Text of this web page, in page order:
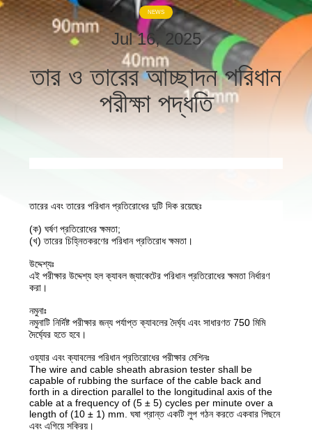
ভ্রমণ
মান
নিয়ন্ত্রণ
যোগাযোগ
সাইট
ম্যাপ
গোপনীয়তা
NEWS
Jul 16, 2025
তার ও তারের আচ্ছাদন পরিধান
পরীক্ষা পদ্ধতি
তারের এবং তারের পরিধান প্রতিরোধের দুটি দিক রয়েছেঃ
(ক) ঘর্ষণ প্রতিরোধের ক্ষমতা;
(খ) তারের চিহ্নিতকরণের পরিধান প্রতিরোধ ক্ষমতা।
উদ্দেশ্যঃ
এই পরীক্ষার উদ্দেশ্য হল ক্যাবল জ্যাকেটের পরিধান প্রতিরোধের ক্ষমতা নির্ধারণ
করা।
নমুনাঃ
নমুনাটি নির্দিষ্ট পরীক্ষার জন্য পর্যাপ্ত ক্যাবলের দৈর্ঘ্য এবং সাধারণত 750 মিমি
দৈর্ঘ্যের হতে হবে।
ওয়্যার এবং ক্যাবলের পরিধান প্রতিরোধের পরীক্ষার মেশিনঃ
The wire and cable sheath abrasion tester shall be
capable of rubbing the surface of the cable back and
forth in a direction parallel to the longitudinal axis of the
cable at a frequency of (5 ± 5) cycles per minute over a
length of (10 ± 1) mm. ঘষা প্রান্ত একটি লুপ গঠন করতে একবার পিছনে
এবং এগিয়ে সক্রিয়।